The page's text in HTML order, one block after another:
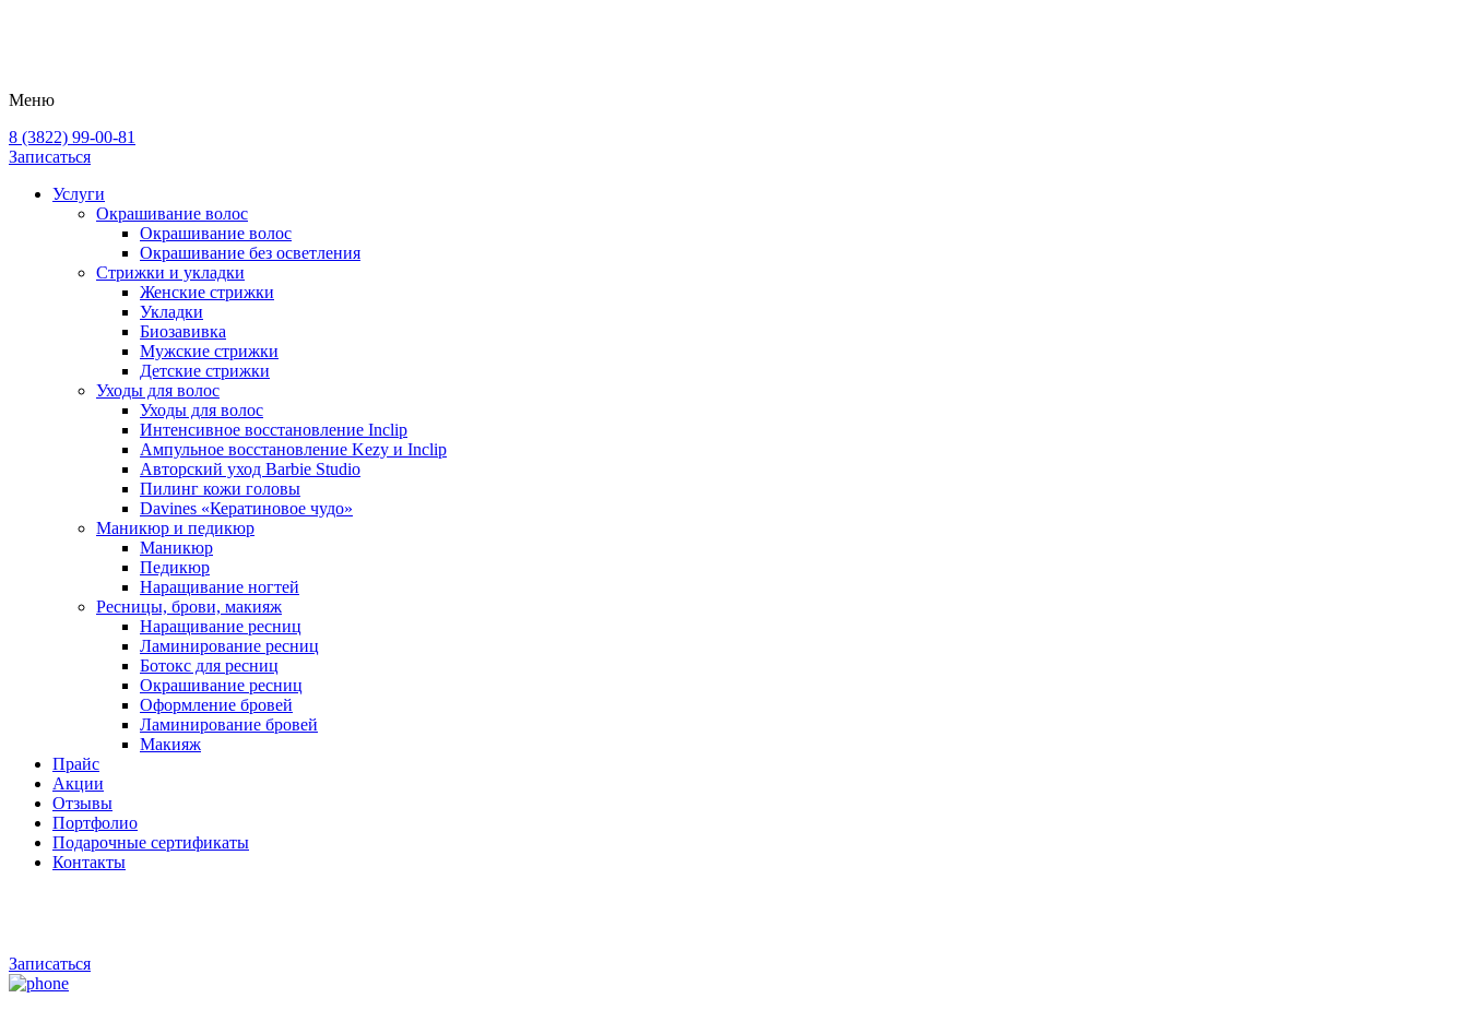
Меню
8 (3822) 99-00-81
Записаться
Услуги
Окрашивание волос
Окрашивание волос
Окрашивание без осветления
Стрижки и укладки
Женские стрижки
Укладки
Биозавивка
Мужские стрижки
Детские стрижки
Уходы для волос
Уходы для волос
Интенсивное восстановление Inclip
Ампульное восстановление Kezy и Inclip
Авторский уход Barbie Studio
Пилинг кожи головы
Davines «Кератиновое чудо»
Маникюр и педикюр
Маникюр
Педикюр
Наращивание ногтей
Ресницы, брови, макияж
Наращивание ресниц
Ламинирование ресниц
Ботокс для ресниц
Окрашивание ресниц
Оформление бровей
Ламинирование бровей
Макияж
Прайс
Акции
Отзывы
Портфолио
Подарочные сертификаты
Контакты
Записаться